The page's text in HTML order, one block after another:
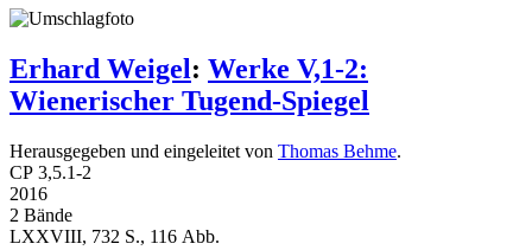
Erhard Weigel: Werke V,1-2:
Wienerischer Tugend-Spiegel
Herausgegeben und eingeleitet von Thomas Behme.
CP 3,5.1-2
2016
2 Bände
LXXVIII, 732 S., 116 Abb.